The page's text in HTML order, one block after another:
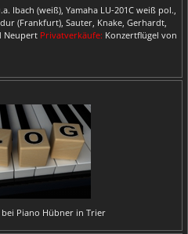
Ibach (weiß), Yamaha LU-201C weiß pol.,
(Frankfurt), Sauter, Knake, Gerhardt,
Neupert Privatverkäufe: Konzertflügel von
bei Piano Hübner in Trier